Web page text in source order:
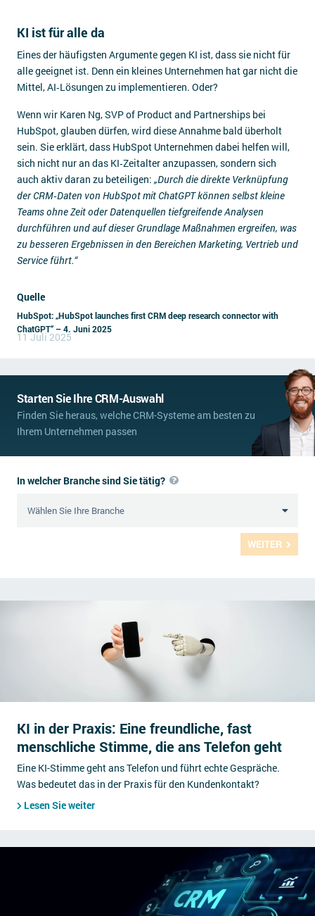
KI ist für alle da
Eines der häufigsten Argumente gegen KI ist, dass sie nicht für
alle geeignet ist. Denn ein kleines Unternehmen hat gar nicht die
Mittel, AI‑Lösungen zu implementieren. Oder?
Wenn wir Karen Ng, SVP of Product and Partnerships bei
HubSpot, glauben dürfen, wird diese Annahme bald überholt
sein. Sie erklärt, dass HubSpot Unternehmen dabei helfen will,
sich nicht nur an das KI‑Zeitalter anzupassen, sondern sich
auch aktiv daran zu beteiligen: „Durch die direkte Verknüpfung
der CRM‑Daten von HubSpot mit ChatGPT können selbst kleine
Teams ohne Zeit oder Datenquellen tiefgreifende Analysen
durchführen und auf dieser Grundlage Maßnahmen ergreifen, was
zu besseren Ergebnissen in den Bereichen Marketing, Vertrieb und
Service führt.“
Quelle
HubSpot: „HubSpot launches first CRM deep research connector with
ChatGPT“ – 4. Juni 2025
11 Juli 2025
Starten Sie Ihre CRM-Auswahl
Finden Sie heraus, welche CRM-Systeme am besten zu
Ihrem Unternehmen passen
WEITER
In welcher Branche sind Sie tätig?
KI in der Praxis: Eine freundliche, fast
menschliche Stimme, die ans Telefon geht
Eine KI-Stimme geht ans Telefon und führt echte Gespräche.
Was bedeutet das in der Praxis für den Kundenkontakt?
Lesen Sie weiter